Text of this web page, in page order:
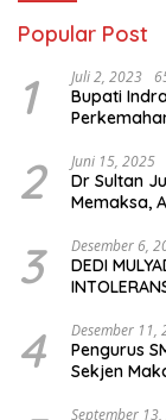
Popular Post
1 Juli 2, 2023
Bupati
2 Juni 15, 2025
Dr Sultan
Memaksa,
3 Desember 6,
DEDI
4 Desember 11,
Pengurus
Sekjen
September